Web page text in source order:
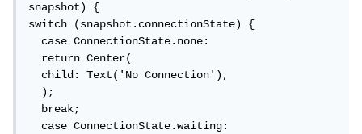
snapshot) {
switch (snapshot.connectionState) {
  case ConnectionState.none:
  return Center(
  child: Text('No Connection'),
  );
  break;
  case ConnectionState.waiting: